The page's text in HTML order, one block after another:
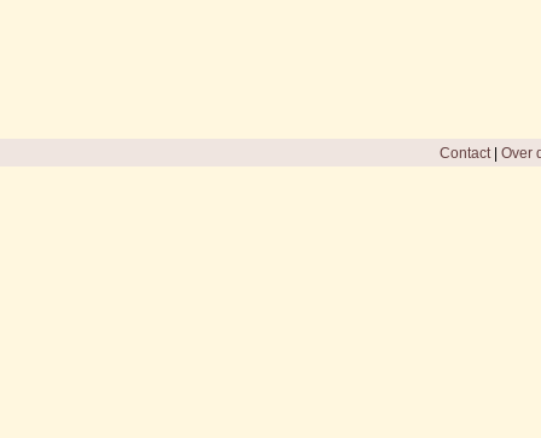
Contact| Over